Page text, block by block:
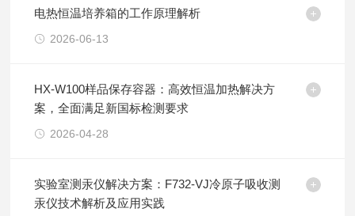
电热恒温培养箱的工作原理解析
2026-06-13
HX-W100样品保存容器：高效恒温加热解决方
案，全面满足新国标检测要求
2026-04-28
实验室测汞仪解决方案：F732-VJ冷原子吸收测
汞仪技术解析及应用实践